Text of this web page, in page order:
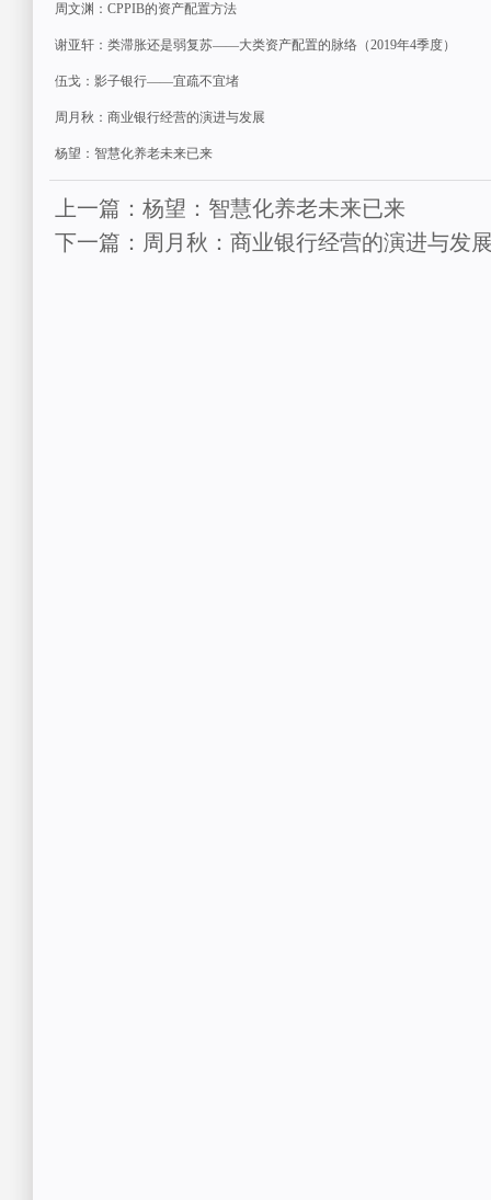
周文渊：CPPIB的资产配置方法
谢亚轩：类滞胀还是弱复苏——大类资产配置的脉络（2019年4季度）
伍戈：影子银行——宜疏不宜堵
周月秋：商业银行经营的演进与发展
杨望：智慧化养老未来已来
上一篇：杨望：智慧化养老未来已来
下一篇：周月秋：商业银行经营的演进与发